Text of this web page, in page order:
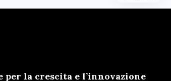
per la crescita e l’innovazione